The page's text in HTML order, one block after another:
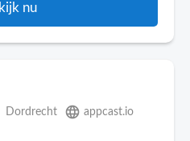
nu
Dordrecht language appcast.io